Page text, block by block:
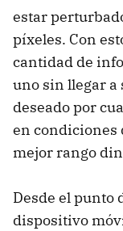
estar
píxeles. Con
cantidad de
uno sin llegar a
deseado por
en condiciones
mejor rango
Desde el punto
dispositivo